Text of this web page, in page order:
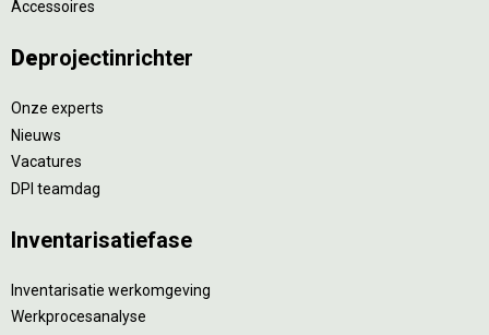
Accessoires
Deprojectinrichter
Onze experts
Nieuws
Vacatures
DPI teamdag
Inventarisatiefase
Inventarisatie werkomgeving
Werkprocesanalyse